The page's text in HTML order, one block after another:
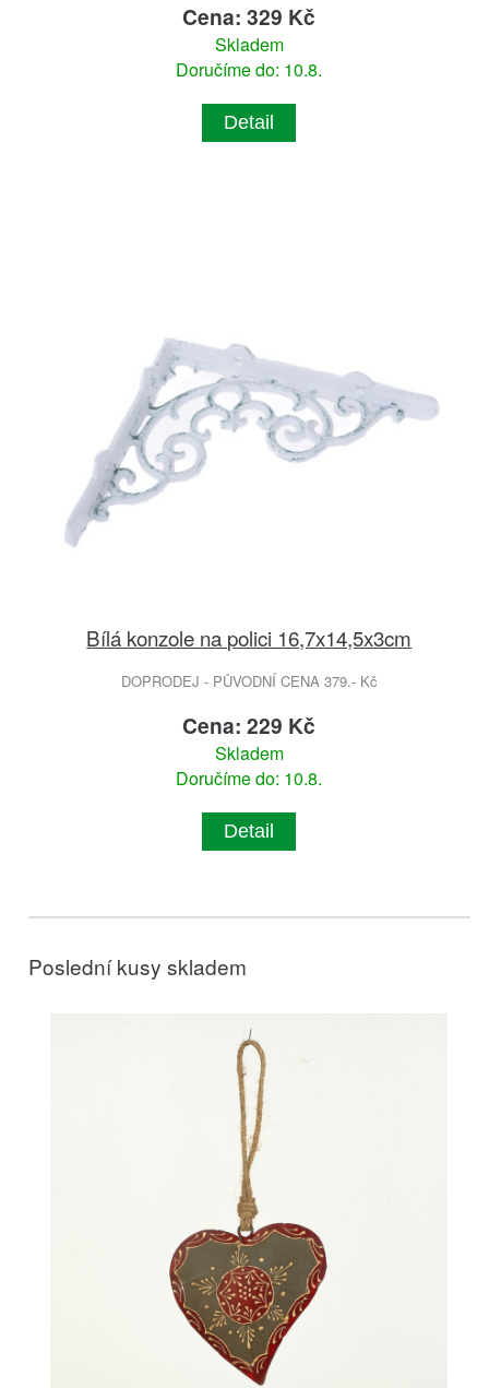
Cena: 329 Kč
Skladem
Doručíme do: 10.8.
Detail
Bílá konzole na polici 16,7x14,5x3cm
DOPRODEJ - PŮVODNÍ CENA 379.- Kč
Cena: 229 Kč
Skladem
Doručíme do: 10.8.
Detail
Poslední kusy skladem